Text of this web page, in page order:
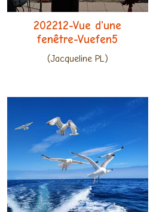
202212-Vue d'une
fenêtre-Vuefen5
(Jacqueline PL)